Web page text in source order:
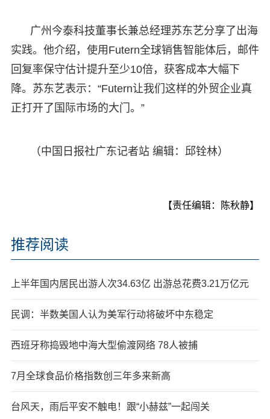
广州今泰科技董事长兼总经理苏东艺分享了出海
实践。他介绍，使用Futern全球销售智能体后，邮件
回复率保守估计提升至少10倍，获客成本大幅下
降。苏东艺表示：“Futern让我们这样的外贸企业真
正打开了国际市场的大门。”
（中国日报社广东记者站 编辑：邱铨林）
【责任编辑：陈秋静】
推荐阅读
上半年国内居民出游人次34.63亿 出游总花费3.21万亿元
民调：半数美国人认为美军行动将破坏中东稳定
西班牙称捣毁地中海大型偷渡网络 78人被捕
7月全球食品价格指数创三年多来新高
台风天，雨后平安不触电！跟“小赫兹”一起闯关